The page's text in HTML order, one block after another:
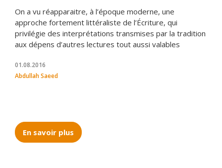
On a vu réapparaitre, à l’époque moderne, une
approche fortement littéraliste de l’Écriture, qui
privilégie des interprétations transmises par la tradition
aux dépens d’autres lectures tout aussi valables
01.08.2016
Abdullah Saeed
En savoir plus